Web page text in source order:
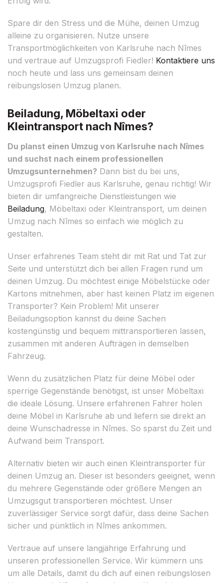
Spare dir den Stress und die Mühe, deinen Umzug
alleine zu organisieren. Nutze unsere
Transportmöglichkeiten von Karlsruhe nach Nîmes
und vertraue auf Umzugsprofi Fiedler! Kontaktiere uns
noch heute und lass uns gemeinsam deinen
reibungslosen Umzug planen.
Beiladung, Möbeltaxi oder
Kleintransport nach Nîmes?
Du planst einen Umzug von Karlsruhe nach Nîmes
und suchst nach einem professionellen
Umzugsunternehmen? Dann bist du bei uns,
Umzugsprofi Fiedler aus Karlsruhe, genau richtig! Wir
bieten dir umfangreiche Dienstleistungen wie
Beiladung, Möbeltaxi oder Kleintransport, um deinen
Umzug nach Nîmes so einfach wie möglich zu
gestalten.
Unser erfahrenes Team steht dir mit Rat und Tat zur
Seite und unterstützt dich bei allen Fragen rund um
deinen Umzug. Du möchtest einige Möbelstücke oder
Kartons mitnehmen, aber hast keinen Platz im eigenen
Transporter? Kein Problem! Mit unserer
Beiladungsoption kannst du deine Sachen
kostengünstig und bequem mittransportieren lassen,
zusammen mit anderen Aufträgen in demselben
Fahrzeug.
Wenn du zusätzlichen Platz für deine Möbel oder
sperrige Gegenstände benötigst, ist unser Möbeltaxi
die ideale Lösung. Unsere erfahrenen Fahrer holen
deine Möbel in Karlsruhe ab und liefern sie direkt an
deine Wunschadresse in Nîmes. So sparst du Zeit und
Aufwand beim Transport.
Alternativ bieten wir auch einen Kleintransporter für
deinen Umzug an. Dieser ist besonders geeignet, wenn
du mehrere Gegenstände oder größere Mengen an
Umzugsgut transportieren möchtest. Unser
zuverlässiger Service sorgt dafür, dass deine Sachen
sicher und pünktlich in Nîmes ankommen.
Vertraue auf unsere langjährige Erfahrung und
unseren professionellen Service. Wir kümmern uns
um alle Details, damit du dich auf einen reibungslosen